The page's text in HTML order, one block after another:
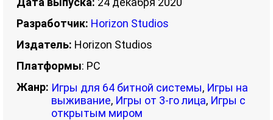
Разработчик: Horizon Studios
Издатель: Horizon Studios
Платформы: PC
Жанр: Игры для 64 битной системы, Игры на
выживание, Игры от 3-го лица, Игры с
открытым миром